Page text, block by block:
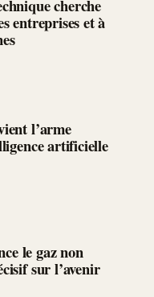
cherche
entreprises et à
l’arme
artificielle
le gaz non
sur l’avenir